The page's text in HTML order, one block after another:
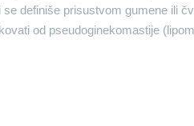
definiše prisustvom gumene ili
od pseudoginekomastije